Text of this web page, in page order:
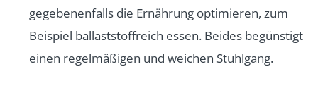
gegebenenfalls die Ernährung optimieren, zum
Beispiel ballaststoffreich essen. Beides begünstigt
einen regelmäßigen und weichen Stuhlgang.